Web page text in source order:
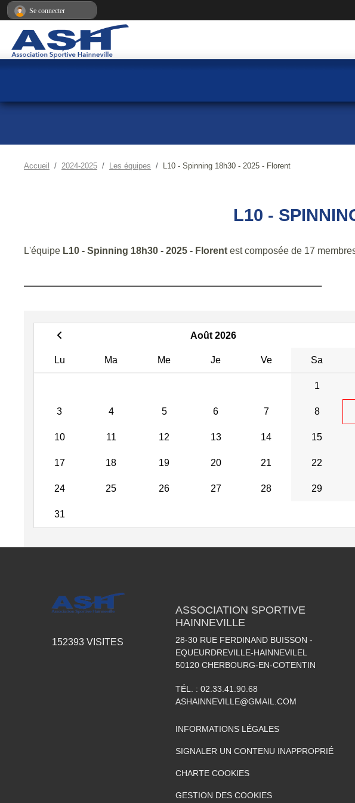
Accueil 2024-2025 Les équipes L10 - Spinning 18h30 - 2025 - Florent
L10 -
L'équipe L10 - Spinning 18h30 - 2025 - Florent est composée de 17
Août 2026
Lu Ma Me Je Ve Sa
1
3 4 5 6 7 8
10 11 12 13 14 15
17 18 19 20 21 22
24 25 26 27 28 29
31
152393 VISITES
ASSOCIATION SPORTIVE
HAINNEVILLE
28-30 RUE FERDINAND BUISSON -
EQUEURDREVILLE-HAINNEVILEL
50120 CHERBOURG-EN-COTENTIN
TÉL. : 02.33.41.90.68
ASHAINNEVILLE@GMAIL.COM
INFORMATIONS LÉGALES
SIGNALER UN CONTENU INAPPROPRIÉ
CHARTE COOKIES
GESTION DES COOKIES
Se connecter
Panneau de gestion des cookies